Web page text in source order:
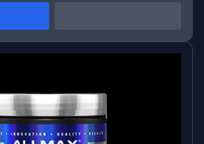
πραγματικών ανθρώπων που
και θέλουν απόδοση.
τρόπο ζωής
ποιότητας-τιμής